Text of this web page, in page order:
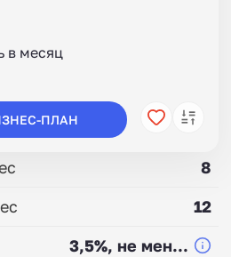
в месяц
ПЛАН
8
12
3,5%, не мен...